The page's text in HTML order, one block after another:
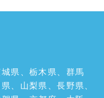
県、栃木県、群馬
、山梨県、長野県、